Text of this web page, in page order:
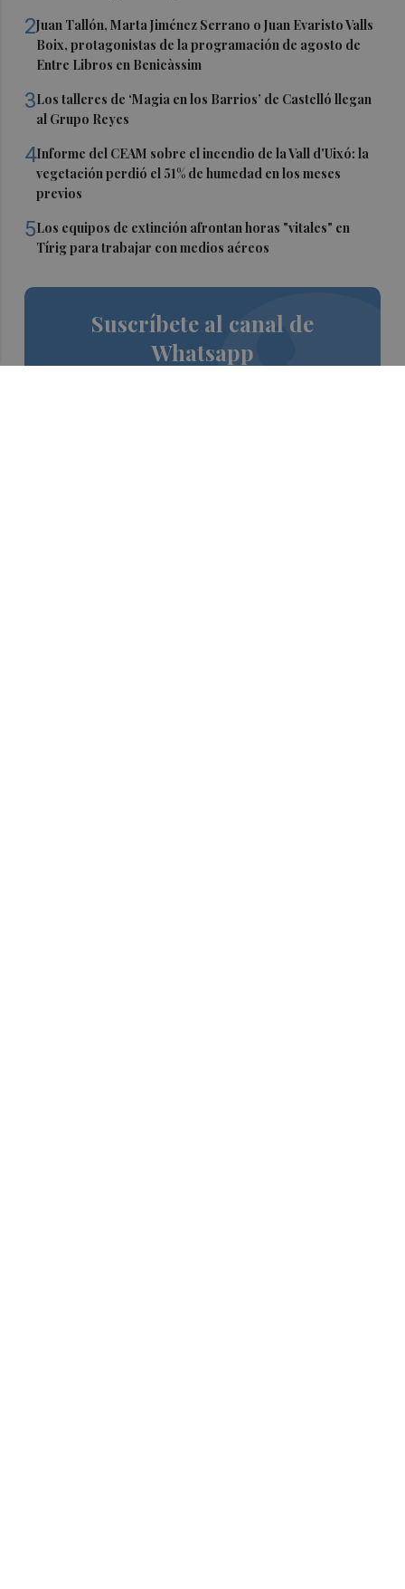
2Juan Tallón, Marta Jiménez Serrano o Juan Evaristo Valls
Boix, protagonistas de la programación de agosto de
Entre Libros en Benicàssim
3Los talleres de ‘Magia en los Barrios’ de Castelló llegan
al Grupo Reyes
4Informe del CEAM sobre el incendio de la Vall d'Uixó: la
vegetación perdió el 51% de humedad en los meses
previos
5Los equipos de extinción afrontan horas "vitales" en
Tírig para trabajar con medios aéreos
Suscríbete al canal de
Whatsapp